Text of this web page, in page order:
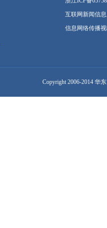
互联网新闻信
信息网络传播
Copyright 2006-2014 华